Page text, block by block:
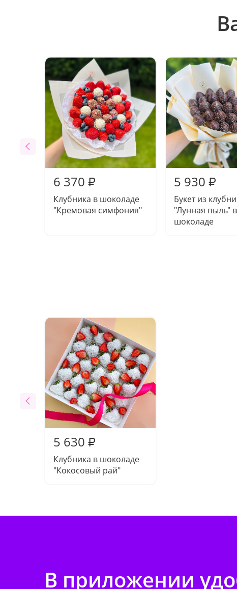
6 370 ₽
Клубника в шоколаде
"Кремовая симфония"
5 930 ₽
Букет из
"Лунная пыль" в
шоколаде
5 630 ₽
Клубника в шоколаде
"Кокосовый рай"
В приложении